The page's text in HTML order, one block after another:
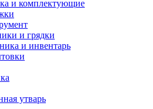
и комплектующие
и грядки
и инвентарь
утварь